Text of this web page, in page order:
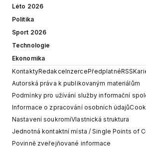
Léto 2026
Politika
Sport 2026
Technologie
Ekonomika
KontaktyRedakceInzercePředplatnéRSS
Autorská práva k publikovaným materiálům
Podmínky pro užívání služby informační
Informace o zpracování osobních údajů
Nastavení soukromíVlastnická struktura
Jednotná kontaktní místa / Single Points of
Povinně zveřejňované informace